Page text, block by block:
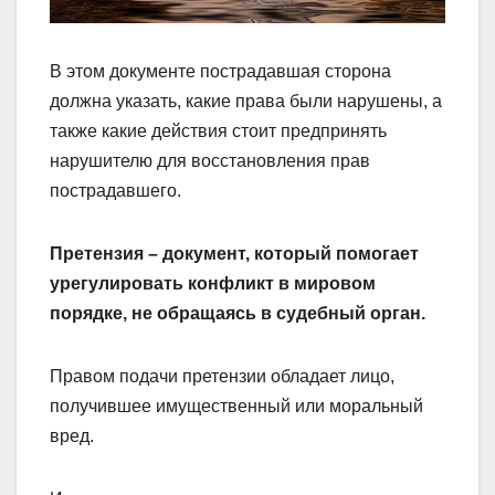
В этом документе пострадавшая сторона
должна указать, какие права были нарушены, а
также какие действия стоит предпринять
нарушителю для восстановления прав
пострадавшего.
Претензия – документ, который помогает
урегулировать конфликт в мировом
порядке, не обращаясь в судебный орган.
Правом подачи претензии обладает лицо,
получившее имущественный или моральный
вред.